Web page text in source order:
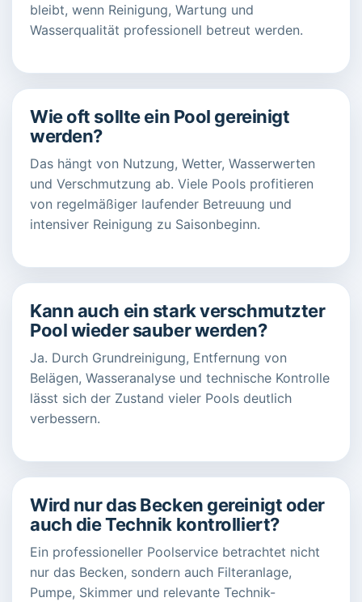
bleibt, wenn Reinigung, Wartung und
Wasserqualität professionell betreut werden.
Wie oft sollte ein Pool gereinigt
werden?
Das hängt von Nutzung, Wetter, Wasserwerten
und Verschmutzung ab. Viele Pools profitieren
von regelmäßiger laufender Betreuung und
intensiver Reinigung zu Saisonbeginn.
Kann auch ein stark verschmutzter
Pool wieder sauber werden?
Ja. Durch Grundreinigung, Entfernung von
Belägen, Wasseranalyse und technische Kontrolle
lässt sich der Zustand vieler Pools deutlich
verbessern.
Wird nur das Becken gereinigt oder
auch die Technik kontrolliert?
Ein professioneller Poolservice betrachtet nicht
nur das Becken, sondern auch Filteranlage,
Pumpe, Skimmer und relevante Technik-